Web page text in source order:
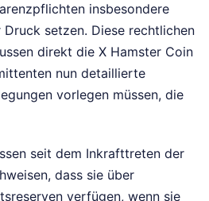
insbesondere
setzen. Diese rechtlichen
direkt die X Hamster Coin
nun detaillierte
vorlegen müssen, die
seit dem Inkrafttreten der
dass sie über
verfügen, wenn sie